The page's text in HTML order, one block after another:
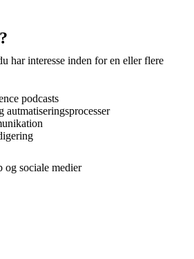
har interesse inden for en eller flere
podcasts
autmatiseringsprocesser
sociale medier